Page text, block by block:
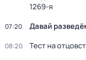
1269-я
07:20 Давай
08:20 Тест на